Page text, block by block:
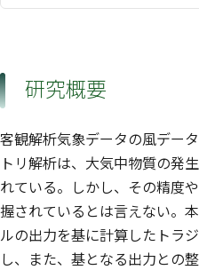
研究概要
客観解析気象データの風デー
トリ解析は、大気中物質の発
れている。しかし、その精度
握されているとは言えない。
ルの出力を基に計算したトラ
し、また、基となる出力との